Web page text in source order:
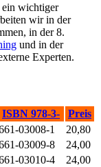
ein wichtiger
wir in der
in der 8.
und in der
Experten.
ISBN 978-3-
Preis
03008-1
20,80
03009-8
24,00
03010-4
24,00